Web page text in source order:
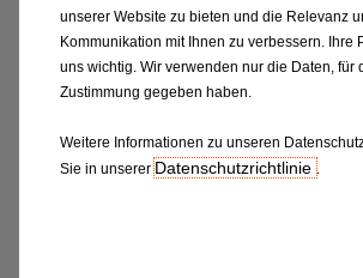
Wenn Sie Informationen zu
CAR SERVICE erhalten oder
Kundenbetreuung
möchten, dann füllen Sie bitte
Formular aus.
unserer Website zu bieten und die Relevanz
Kommunikation mit Ihnen zu verbessern. Ihre
uns wichtig. Wir verwenden nur die Daten, für
Zustimmung gegeben haben.
Weitere Informationen zu unseren
Sie in unsererDatenschutzrichtlinie .